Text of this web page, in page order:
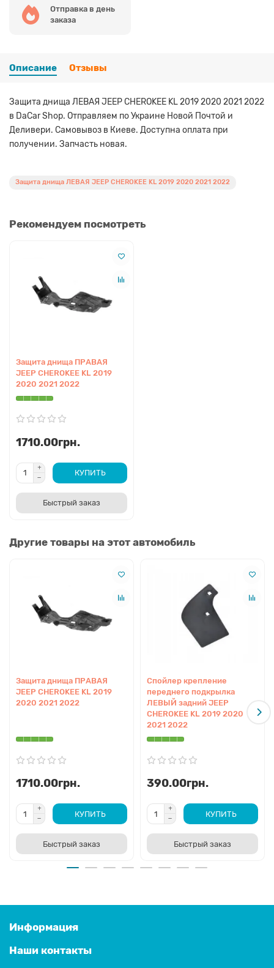
Отправка в день
заказа
Описание Отзывы
Защита днища ЛЕВАЯ JEEP CHEROKEE KL 2019 2020 2021 2022
в DaCar Shop. Отправляем по Украине Новой Почтой и
Деливери. Самовывоз в Киеве. Доступна оплата при
получении. Запчасть новая.
Защита днища ЛЕВАЯ JEEP CHEROKEE KL 2019 2020 2021 2022
Рекомендуем посмотреть
Защита днища ПРАВАЯ
JEEP CHEROKEE KL 2019
2020 2021 2022
1710.00грн.
КУПИТЬ
Быстрый заказ
Другие товары на этот автомобиль
Защита днища ПРАВАЯ
JEEP CHEROKEE KL 2019
2020 2021 2022
1710.00грн.
КУПИТЬ
Быстрый заказ
Спойлер крепление
переднего подкрылка
ЛЕВЫЙ задний JEEP
CHEROKEE KL 2019 2020
2021 2022
390.00грн.
КУПИТЬ
Быстрый заказ
Информация
Наши контакты